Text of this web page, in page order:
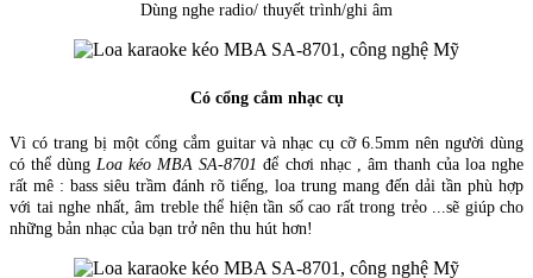
Dùng nghe radio/ thuyết trình/ghi âm
Có cổng cắm nhạc cụ
Vì có trang bị một cổng cắm guitar và nhạc cụ cỡ 6.5mm nên người dùng
có thể dùng Loa kéo MBA SA-8701 để chơi nhạc , âm thanh của loa nghe
rất mê : bass siêu trầm đánh rõ tiếng, loa trung mang đến dải tần phù hợp
với tai nghe nhất, âm treble thể hiện tần số cao rất trong trẻo ...sẽ giúp cho
những bản nhạc của bạn trở nên thu hút hơn!